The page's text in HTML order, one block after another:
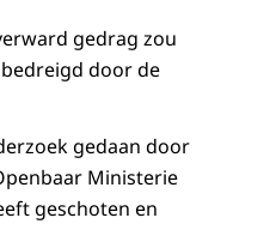
gedrag zou
door de
gedaan door
Ministerie
geschoten en